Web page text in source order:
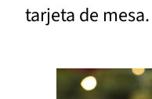
tarjeta de mesa.